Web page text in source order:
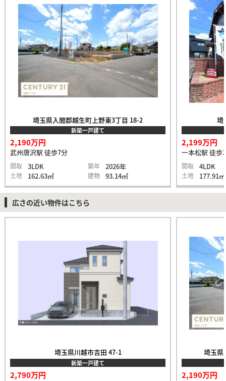
埼玉県入間郡越生町上野東3丁目 18-2
新築一戸建て
2,190万円
武州唐沢駅 徒歩7分
間取 3LDK 築年 2026年
土地 162.63㎡ 建物 93.14㎡
埼
2,199万円
一本松駅 徒歩
間取 4LDK
土地 177.91㎡
広さの近い物件はこちら
埼玉県川越市吉田 47-1
新築一戸建て
2,790万円
埼玉県
2,190万円